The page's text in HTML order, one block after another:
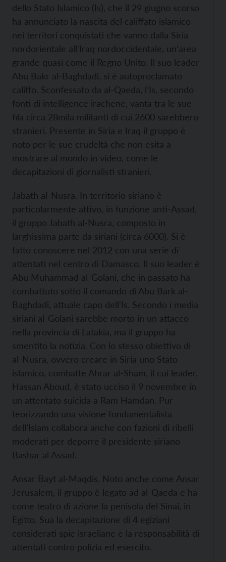
dello Stato Islamico (Is), che il 29 giugno scorso
ha annunciato la nascita del califfato islamico
nei territori conquistati che vanno dalla Siria
nordorientale all'Iraq nordoccidentale, un’area
grande quasi come il Regno Unito. Il suo leader
Abu Bakr al-Baghdadi, si è autoproclamato
califfo. Sconfessato da al-Qaeda, l’Is, secondo
fonti di intelligence irachene, vanta tra le sue
fila circa 28mila militanti di cui 2600 sarebbero
stranieri. Presente in Siria e Iraq il gruppo è
noto per le sue crudeltà che non esita a
mostrare al mondo in video, come le
decapitazioni di giornalisti stranieri.
Jabath al-Nusra. In territorio siriano è
particolarmente attivo, in funzione anti-Assad,
il gruppo Jabath al-Nusra, composto in
larghissima parte da siriani (circa 6000). Si è
fatto conoscere nel 2012 con una serie di
attentati nel centro di Damasco. Il suo leader è
Abu Muhammad al-Golani, che in passato ha
combattuto sotto il comando di Abu Bark al-
Baghdadi, attuale capo dell'Is. Secondo i media
siriani al-Golani sarebbe morto in un attacco
nella provincia di Latakia, ma il gruppo ha
smentito la notizia. Con lo stesso obiettivo di
al-Nusra, ovvero creare in Siria uno Stato
islamico, combatte Ahrar al-Sham, il cui leader,
Hassan Aboud, è stato ucciso il 9 novembre in
un attentato suicida a Ram Hamdan. Pur
teorizzando una visione fondamentalista
dell’Islam collabora anche con fazioni di ribelli
moderati per deporre il presidente siriano
Bashar al Assad.
Ansar Bayt al-Maqdis. Noto anche come Ansar
Jerusalem, il gruppo è legato ad al-Qaeda e ha
come teatro di azione la penisola del Sinai, in
Egitto. Sua la decapitazione di 4 egiziani
considerati spie israeliane e la responsabilità di
attentati contro polizia ed esercito.